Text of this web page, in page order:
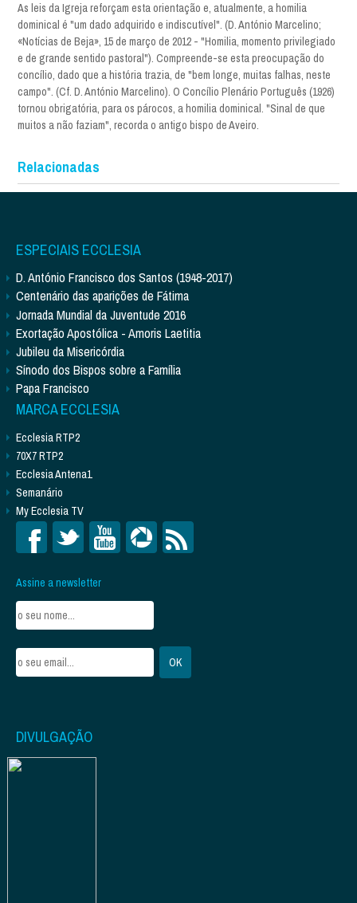
As leis da Igreja reforçam esta orientação e, atualmente, a homilia
dominical é "um dado adquirido e indiscutível". (D. António Marcelino;
«Notícias de Beja», 15 de março de 2012 - "Homilia, momento privilegiado
e de grande sentido pastoral"). Compreende-se esta preocupação do
concílio, dado que a história trazia, de "bem longe, muitas falhas, neste
campo". (Cf. D. António Marcelino). O Concílio Plenário Português (1926)
tornou obrigatória, para os párocos, a homilia dominical. "Sinal de que
muitos a não faziam", recorda o antigo bispo de Aveiro.
Relacionadas
ESPECIAIS ECCLESIA
D. António Francisco dos Santos (1948-2017)
Centenário das aparições de Fátima
Jornada Mundial da Juventude 2016
Exortação Apostólica - Amoris Laetitia
Jubileu da Misericórdia
Sínodo dos Bispos sobre a Família
Papa Francisco
MARCA ECCLESIA
Ecclesia RTP2
70X7 RTP2
Ecclesia Antena1
Semanário
My Ecclesia TV
Assine a newsletter
DIVULGAÇÃO